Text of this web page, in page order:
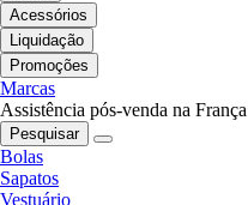
Acessórios
Liquidação
Promoções
Marcas
Assistência pós-venda na França
Pesquisar
Bolas
Sapatos
Vestuário